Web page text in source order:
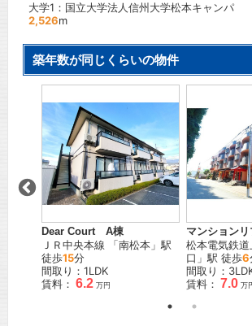
大学1：国立大学法人信州大学松本キャンパ
2,526m
築年数が同じくらいの物件
Dear Court A棟
ＪＲ中央本線 「南松本 」駅
徒歩15分
間取り：1LDK
賃料： 6.2 万円
マンション
松本電気鉄
口 」駅 徒歩6
間取り：
賃料： 7.0 万